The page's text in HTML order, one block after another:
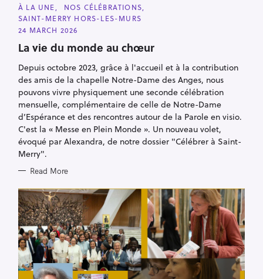
C
A
T
E
O
R
E
S
À LA UNE
NOS CÉLÉBRATIONS
SAINT-MERRY HORS-LES-MURS
24 MARCH 2026
La vie du monde au chœur
Depuis octobre 2023, grâce à l'accueil et à la contribution
des amis de la chapelle Notre-Dame des Anges, nous
pouvons vivre physiquement une seconde célébration
mensuelle, complémentaire de celle de Notre-Dame
d’Espérance et des rencontres autour de la Parole en visio.
C'est la « Messe en Plein Monde ». Un nouveau volet,
évoqué par Alexandra, de notre dossier "Célébrer à Saint-
Merry".
Read More